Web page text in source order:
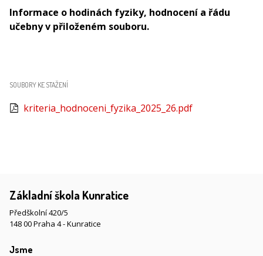
Informace o hodinách fyziky, hodnocení a řádu
učebny v přiloženém souboru.
SOUBORY KE STAŽENÍ
kriteria_hodnoceni_fyzika_2025_26.pdf
Základní škola Kunratice
Předškolní 420/5
148 00 Praha 4 - Kunratice
Jsme